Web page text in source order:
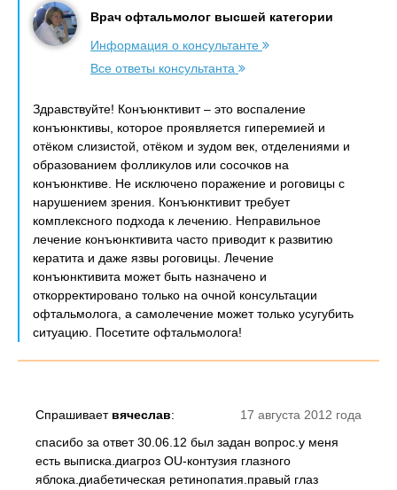
Врач офтальмолог высшей категории
Информация о консультанте
Все ответы консультанта
Здравствуйте! Конъюнктивит – это воспаление
конъюнктивы, которое проявляется гиперемией и
отёком слизистой, отёком и зудом век, отделениями и
образованием фолликулов или сосочков на
конъюнктиве. Не исключено поражение и роговицы с
нарушением зрения. Конъюнктивит требует
комплексного подхода к лечению. Неправильное
лечение конъюнктивита часто приводит к развитию
кератита и даже язвы роговицы. Лечение
конъюнктивита может быть назначено и
откорректировано только на очной консультации
офтальмолога, а самолечение может только усугубить
ситуацию. Посетите офтальмолога!
17 августа 2012 года
Спрашивает вячеслав:
спасибо за ответ 30.06.12 был задан вопрос.у меня
есть выписка.диагроз OU-контузия глазного
яблока.диабетическая ретинопатия.правый глаз